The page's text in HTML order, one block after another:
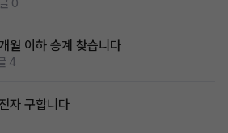
0
월 이하 승계 찾습니다
4
자 구합니다